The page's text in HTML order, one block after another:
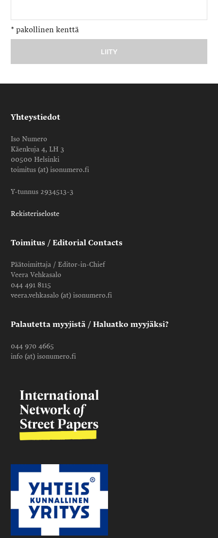
* pakollinen kenttä
Yhteystiedot
Iso Numero
Käenkuja 4, LH 3
00500 Helsinki
toimitus (at) isonumero.fi
Y-tunnus 2934513-3
Rekisteriseloste
Toimitus / Editorial Contacts
Päätoimittaja / Editor-in-Chief
Veera Vehkasalo
044 491 8115
veera.vehkasalo (at) isonumero.fi
Palautetta myyjistä / Haluatko myyjäksi?
044 970 4665
info (at) isonumero.fi